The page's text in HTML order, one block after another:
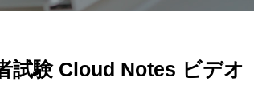
試験 Cloud Notes ビデオ